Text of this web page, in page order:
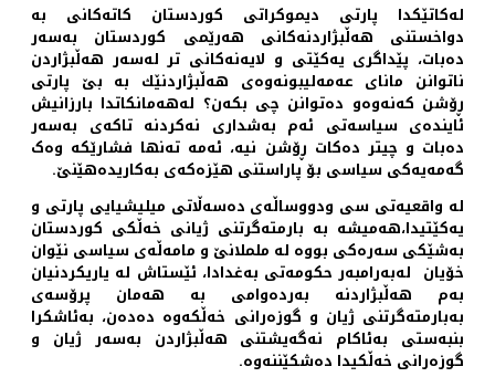
لەکاتێکدا پارتی دیموکراتی کوردستان کاتەکانی بە
دواخستنی هەڵبژاردنەکانی هەرێمی کوردستان بەسەر
دەبات، پێداگری یەکێتی و لایەنەکانی تر لەسەر هەڵبژاردن
ناتوانن مانای عەمەلیبونەوەی هەڵبژاردنێك بە بێ پارتی
ڕۆشن کەنەوەو دەتوانن چی بکەن؟ لەهەمانکاتدا بارزانیش
ئایندەی سیاسەتی ئەم بەشداری نەکردنە تاکەی بەسەر
دەبات و چیتر دەکات ڕۆشن نیە، ئەمە تەنها فشارێکە وەک
گەمەیەکی سیاسی بۆ پاراستنی هێزەکەی بەکاریدەهێنێ.
لە واقعیەتی سی ودووساڵەی دەسەڵاتی میلیشیایی پارتی و
یەکێتیدا،هەمیشە بە بارمتەگرتنی ژیانی خەڵکی کوردستان
بەشێکی سەرەکی بووە لە ململانێ و مامەڵەی سیاسی نێوان
خۆیان لەبەرامبەر حکومەتی بەغدادا، ئێستاش لە یاریکردنیان
بەم هەڵبژاردنە بەردەوامی بە هەمان پرۆسەی
بەبارمتەگرتنی ژیان و گوزەرانی خەڵکەوە دەدەن، بەئاشکرا
بنبەستی بەئاکام نەگەیشتنی هەڵبژاردن بەسەر ژیان و
گوزەرانی خەڵکیدا دەشکێننەوە.